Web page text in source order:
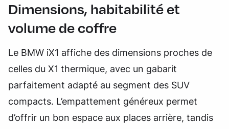
Dimensions, habitabilité et
volume de coffre
Le BMW iX1 affiche des dimensions proches de
celles du X1 thermique, avec un gabarit
parfaitement adapté au segment des SUV
compacts. L’empattement généreux permet
d’offrir un bon espace aux places arrière, tandis